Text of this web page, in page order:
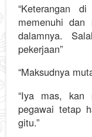
“Keterangan
memenuhi
dalamnya.
pekerjaan”
“Maksudnya
“Iya mas, kan
pegawai tetap
gitu.”